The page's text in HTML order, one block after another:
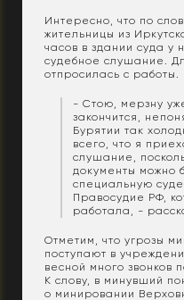
Интересно, что по
жительницы из
часов в здании суда у
судебное слушание.
отпросилась с работы.
- Стою, мерзну
закончится,
Бурятии так
всего, что я
слушание,
документы можно
специальную
Правосудие РФ,
работала, -
Отметим, что угрозы
поступают в
весной много звонков
К слову, в минувший
о минировании